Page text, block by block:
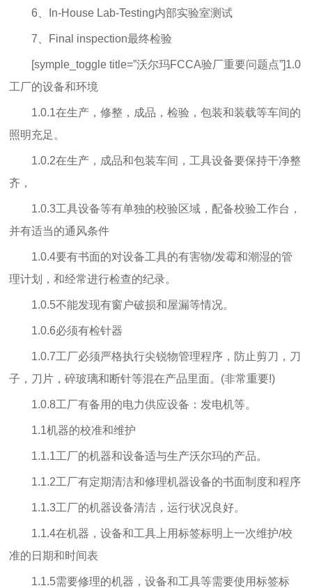
6、In-House Lab-Testing内部实验室测试
7、Final inspection最终检验
[symple_toggle title=”沃尔玛FCCA验厂重要问题点”]1.0
工厂的设备和环境
1.0.1在生产，修整，成品，检验，包装和装载等车间的
照明充足。
1.0.2在生产，成品和包装车间，工具设备要保持干净整
齐，
1.0.3工具设备等有单独的校验区域，配备校验工作台，
并有适当的通风条件
1.0.4要有书面的对设备工具的有害物/发霉和潮湿的管
理计划，和经常进行检查的纪录。
1.0.5不能发现有窗户破损和屋漏等情况。
1.0.6必须有检针器
1.0.7工厂必须严格执行尖锐物管理程序，防止剪刀，刀
子，刀片，碎玻璃和断针等混在产品里面。(非常重要!)
1.0.8工厂有备用的电力供应设备：发电机等。
1.1机器的校准和维护
1.1.1工厂的机器和设备适与生产沃尔玛的产品。
1.1.2工厂有定期清洁和修理机器设备的书面制度和程序
1.1.3工厂的机器设备清洁，运行状况良好。
1.1.4在机器，设备和工具上用标签标明上一次维护/校
准的日期和时间表
1.1.5需要修理的机器，设备和工具等需要使用标签标